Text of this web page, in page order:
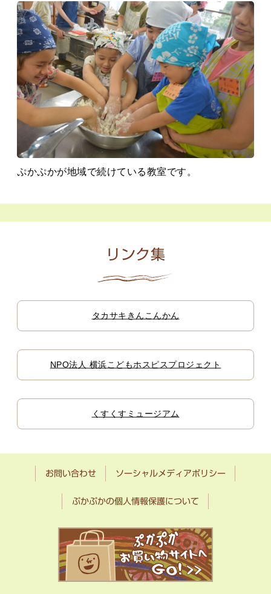
ぷかぷかが地域で続けている教室です。
リンク集
タカサキきんこんかん
NPO法人 横浜こどもホスピスプロジェクト
くすくすミュージアム
お問い合わせ ソーシャルメディアポリシー
ぷかぷかの個人情報保護について